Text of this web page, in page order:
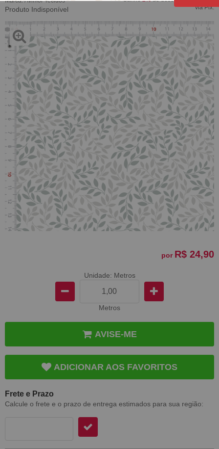
Produto Indisponível
via Pix.
por R$ 24,90
Unidade: Metros
Metros
AVISE-ME
ADICIONAR AOS FAVORITOS
Frete e Prazo
Calcule o frete e o prazo de entrega estimados para sua região: